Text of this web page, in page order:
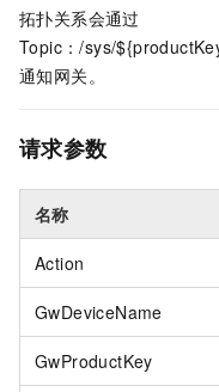
拓扑关系会通过
Topic：/sys/
通知网关。
请求参数
名称
Action
GwDeviceName
GwProductKey